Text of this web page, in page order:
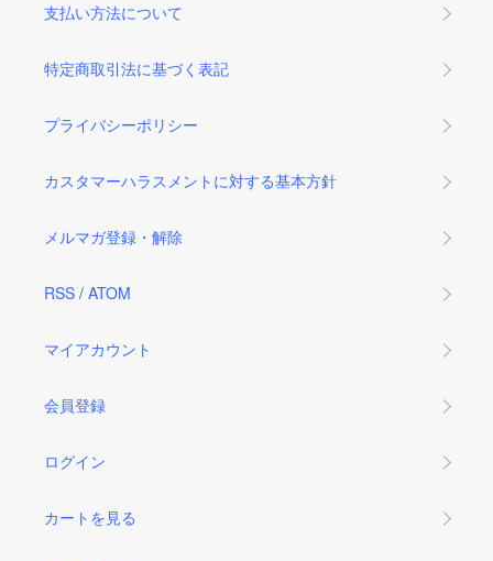
支払い方法について
特定商取引法に基づく表記
プライバシーポリシー
カスタマーハラスメントに対する基本方針
メルマガ登録・解除
RSS / ATOM
マイアカウント
会員登録
ログイン
カートを見る